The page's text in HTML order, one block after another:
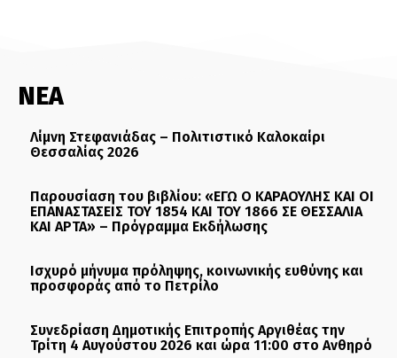
ΝΕΑ
Λίμνη Στεφανιάδας – Πολιτιστικό Καλοκαίρι
Θεσσαλίας 2026
Παρουσίαση του βιβλίου: «ΕΓΩ Ο ΚΑΡΑΟΥΛΗΣ ΚΑΙ ΟΙ
ΕΠΑΝΑΣΤΑΣΕΙΣ ΤΟΥ 1854 ΚΑΙ ΤΟΥ 1866 ΣΕ ΘΕΣΣΑΛΙΑ
ΚΑΙ ΑΡΤΑ» – Πρόγραμμα Εκδήλωσης
Ισχυρό μήνυμα πρόληψης, κοινωνικής ευθύνης και
προσφοράς από το Πετρίλο
Συνεδρίαση Δημοτικής Επιτροπής Αργιθέας την
Τρίτη 4 Αυγούστου 2026 και ώρα 11:00 στο Ανθηρό